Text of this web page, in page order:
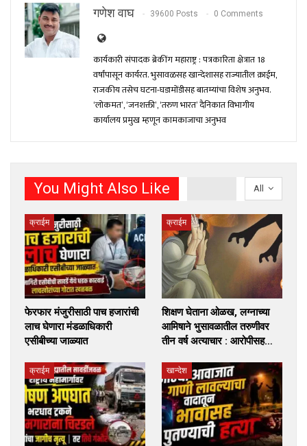
गणेश वाघ 39600 Posts 0 Comments
कार्यकारी संपादक ब्रेकींग महाराष्ट्र : पत्रकारिता क्षेत्रात 18
वर्षांपासून कार्यरत. भुसावळसह खान्देशासह राज्यातील क्राईम,
राजकीय तसेच घटना-घडामोंडीसह बातम्यांचा विशेष अनुभव.
‘लोकमत’, ‘जनशक्ती’, ‘तरुण भारत’ दैनिकात विभागीय
कार्यालय प्रमुख म्हणून कामकाजाचा अनुभव
All
You Might Also Like
क्राईम
फेरफार मंजुरीसाठी पाच हजारांची
लाच घेणारा मंडळाधिकारी
एसीबीच्या जाळ्यात
क्राईम
शिक्षण घेताना ओळख, लग्नाच्या
आमिषाने भुसावळातील तरुणीवर
तीन वर्ष अत्याचार : आरोपीसह…
क्राईम खान्देश